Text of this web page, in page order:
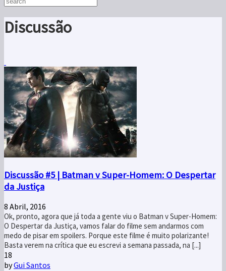
Discussão
Discussão #5 | Batman v Super-Homem: O Despertar
da Justiça
8 Abril, 2016
Ok, pronto, agora que já toda a gente viu o Batman v Super-Homem:
O Despertar da Justiça, vamos falar do filme sem andarmos com
medo de pisar em spoilers. Porque este filme é muito polarizante!
Basta verem na crítica que eu escrevi a semana passada, na [...]
18
byGui Santos